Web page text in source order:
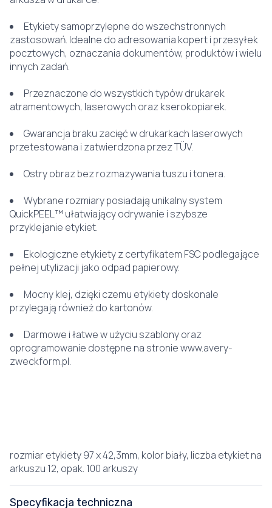
Etykiety samoprzylepne do wszechstronnych
zastosowań. Idealne do adresowania kopert i przesyłek
pocztowych, oznaczania dokumentów, produktów i wielu
innych zadań.
Przeznaczone do wszystkich typów drukarek
atramentowych, laserowych oraz kserokopiarek.
Gwarancja braku zacięć w drukarkach laserowych
przetestowana i zatwierdzona przez TÜV.
Ostry obraz bez rozmazywania tuszu i tonera.
Wybrane rozmiary posiadają unikalny system
QuickPEEL™ ułatwiający odrywanie i szybsze
przyklejanie etykiet.
Ekologiczne etykiety z certyfikatem FSC podlegające
pełnej utylizacji jako odpad papierowy.
Mocny klej, dzięki czemu etykiety doskonale
przylegają również do kartonów.
Darmowe i łatwe w użyciu szablony oraz
oprogramowanie dostępne na stronie www.avery-
zweckform.pl.
rozmiar etykiety 97 x 42,3mm, kolor biały, liczba etykiet na
arkuszu 12, opak. 100 arkuszy
Specyfikacja techniczna